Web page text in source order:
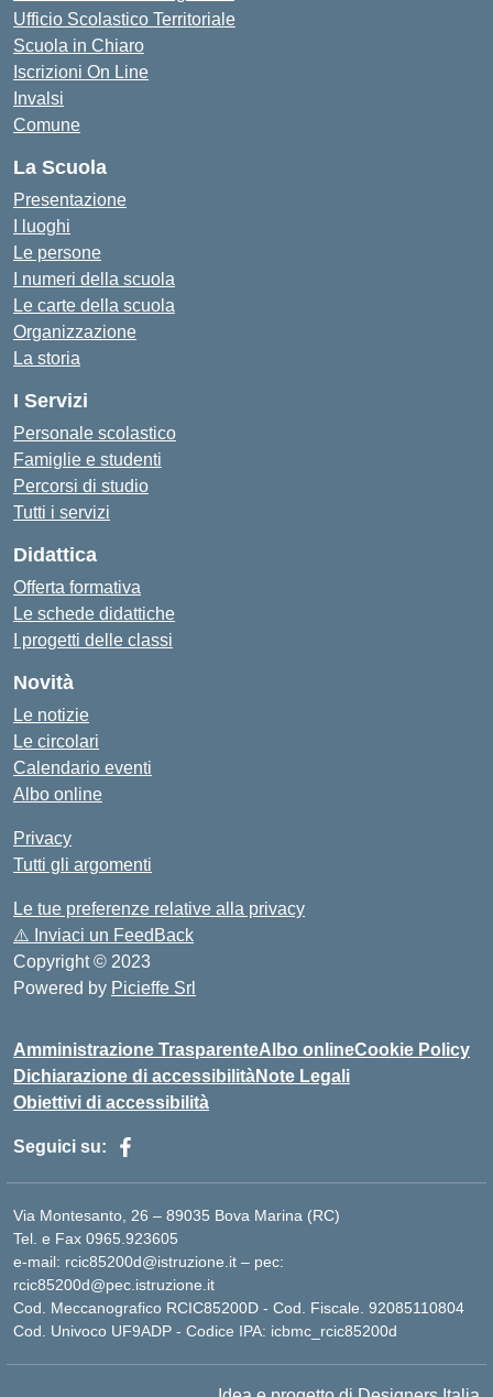
Ufficio Scolastico Territoriale
Scuola in Chiaro
Iscrizioni On Line
Invalsi
Comune
La Scuola
Presentazione
I luoghi
Le persone
I numeri della scuola
Le carte della scuola
Organizzazione
La storia
I Servizi
Personale scolastico
Famiglie e studenti
Percorsi di studio
Tutti i servizi
Didattica
Offerta formativa
Le schede didattiche
I progetti delle classi
Novità
Le notizie
Le circolari
Calendario eventi
Albo online
Privacy
Tutti gli argomenti
Le tue preferenze relative alla privacy
⚠️ Inviaci un FeedBack
Copyright © 2023
Powered by Picieffe Srl
Amministrazione TrasparenteAlbo onlineCookie Policy
Dichiarazione di accessibilitàNote Legali
Obiettivi di accessibilità
Seguici su:
Via Montesanto, 26 – 89035 Bova Marina (RC)
Tel. e Fax 0965.923605
e-mail: rcic85200d@istruzione.it – pec:
rcic85200d@pec.istruzione.it
Cod. Meccanografico RCIC85200D - Cod. Fiscale. 92085110804
Cod. Univoco UF9ADP - Codice IPA: icbmc_rcic85200d